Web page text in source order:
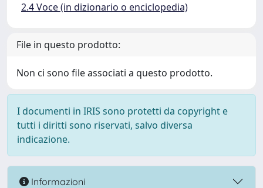
2.4 Voce (in dizionario o enciclopedia)
File in questo prodotto:
Non ci sono file associati a questo prodotto.
I documenti in IRIS sono protetti da copyright e
tutti i diritti sono riservati, salvo diversa
indicazione.
Informazioni